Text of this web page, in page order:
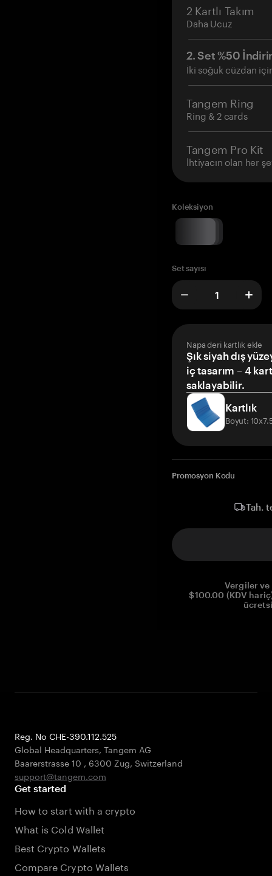
2 Kartlı Takım
Daha Ucuz
2. Set %50
İki soğuk cüzdan
Tangem Ring
Ring & 2 cards
Tangem Pro Kit
İhtiyacın olan her
Koleksiyon
Set sayısı
Napa deri kartlık ekle
Şık siyah dış
iç tasarım – 4
saklayabilir.
Kartlık
Boyut:
Promosyon Kodu
Tah.
Vergiler
$100.00 (KDV
Reg. No CHE-390.112.525
Global Headquarters, Tangem AG
Baarerstrasse 10 , 6300 Zug, Switzerland
support@tangem.com
Get started
How to start with a crypto
What is Cold Wallet
Best Crypto Wallets
Compare Crypto Wallets